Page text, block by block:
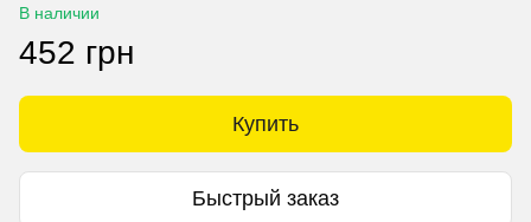
В наличии
452 грн
Купить
Быстрый заказ